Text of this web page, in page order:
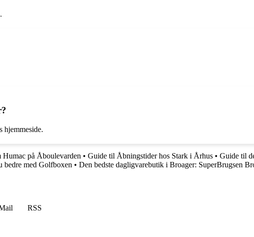
hjemmeside.
Humac på Åboulevarden • Guide til Åbningstider hos Stark i Århus • Guide til
bedre med Golfboxen • Den bedste dagligvarebutik i Broager: SuperBrugsen
RSS